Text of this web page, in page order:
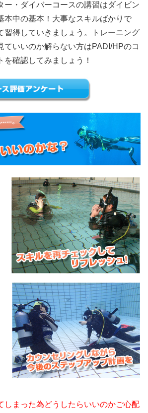
ー・ダイバーコースの講習はダイビン
本中の基本！大事なスキルばかりで
習得していきましょう。トレーニング
ていいのか解らない方はPADI/HPのコ
を確認してみましょう！
しまった為どうしたらいいのかご心配